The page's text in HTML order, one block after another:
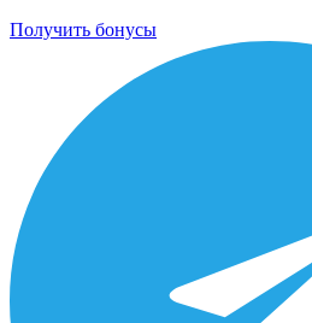
Получить бонусы